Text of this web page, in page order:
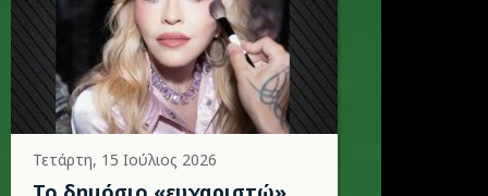
Τετάρτη, 15 Ιούλιος 2026